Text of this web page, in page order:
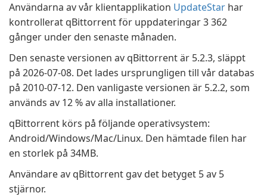
Användarna av vår klientapplikation UpdateStar har
kontrollerat qBittorrent för uppdateringar 3 362
gånger under den senaste månaden.
Den senaste versionen av qBittorrent är 5.2.3, släppt
på 2026-07-08. Det lades ursprungligen till vår databas
på 2010-07-12. Den vanligaste versionen är 5.2.2, som
används av 12 % av alla installationer.
qBittorrent körs på följande operativsystem:
Android/Windows/Mac/Linux. Den hämtade filen har
en storlek på 34MB.
Användare av qBittorrent gav det betyget 5 av 5
stjärnor.